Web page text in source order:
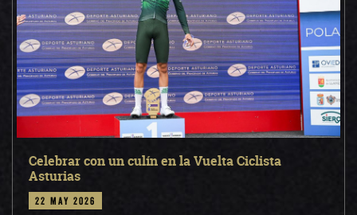
Celebrar con un culín en la Vuelta Ciclista
Asturias
22 may 2026